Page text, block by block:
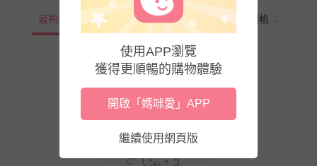
最熱銷 新上市 價格
使用APP瀏覽
獲得更順暢的購物體驗
開啟「媽咪愛」APP
繼續使用網頁版